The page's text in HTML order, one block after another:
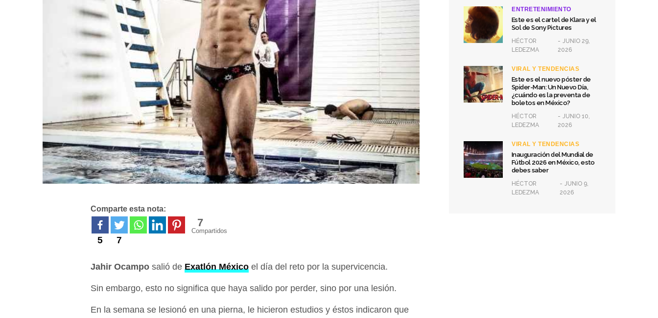
Comparte esta nota:
5 7
7
Compartidos
Jahir Ocampo salió de Exatlón México el día del reto por la supervicencia.
Sin embargo, esto no significa que haya salido por perder, sino por una lesión.
En la semana se lesionó en una pierna, le hicieron estudios y éstos indicaron que
ENTRETENIMIENTO
Este es el cartel de Klara y el
Sol de Sony Pictures
HÉCTOR
LEDEZMA
JUNIO 29,
2026
VIRAL Y TENDENCIAS
Este es el nuevo póster de
Spider-Man: Un Nuevo Día,
¿cuándo es la preventa de
boletos en México?
HÉCTOR
LEDEZMA
JUNIO 10,
2026
VIRAL Y TENDENCIAS
Inauguración del Mundial de
Fútbol 2026 en México, esto
debes saber
HÉCTOR
LEDEZMA
JUNIO 9,
2026